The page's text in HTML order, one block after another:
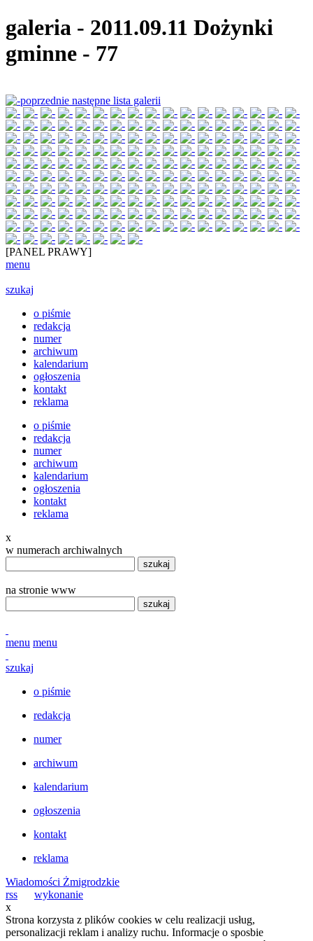
galeria - 2011.09.11 Dożynki
gminne - 77
poprzednie następne lista galerii
[PANEL PRAWY]
menu
szukaj
o piśmie
redakcja
numer
archiwum
kalendarium
ogłoszenia
kontakt
reklama
o piśmie
redakcja
numer
archiwum
kalendarium
ogłoszenia
kontakt
reklama
x
w numerach archiwalnych
szukaj
na stronie www
szukaj
menu menu
szukaj
o piśmie
redakcja
numer
archiwum
kalendarium
ogłoszenia
kontakt
reklama
Wiadomości Żmigrodzkie
rss
wykonanie
x
Strona korzysta z plików cookies w celu realizacji usług,
personalizacji reklam i analizy ruchu. Informacje o sposbie